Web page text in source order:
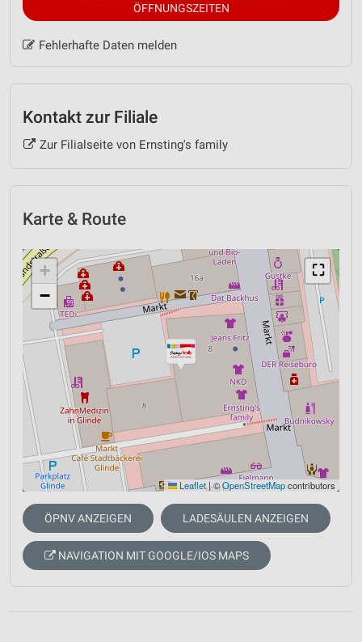
ÖFFNUNGSZEITEN
Fehlerhafte Daten melden
Kontakt zur Filiale
Zur Filialseite von Ernsting's family
Karte & Route
⛶
+
−
Leaflet |©OpenStreetMapcontributors
ÖPNV ANZEIGEN LADESÄULEN ANZEIGEN
NAVIGATION MIT GOOGLE/IOS MAPS